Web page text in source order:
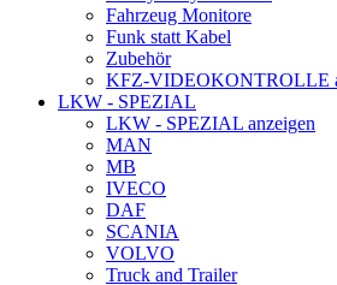
Fahrzeug Monitore
Funk statt Kabel
Zubehör
KFZ-VIDEOKONTROLLE
LKW - SPEZIAL
LKW - SPEZIAL anzeigen
MAN
MB
IVECO
DAF
SCANIA
VOLVO
Truck and Trailer